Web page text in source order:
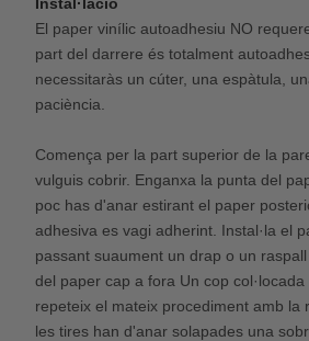
El paper vinílic autoadhesiu NO
part del darrere és totalment
necessitaràs un cúter, una espàtula,
paciència.
Comença per la part superior de la
vulguis cobrir. Enganxa la punta del
poc has d'anar estirant el paper
adhesiva es vagi adherint. Instal·la el
passant suaument un drap o un
del paper cap a fora Un cop col·locada
repeteix el mateix procediment amb la
les tires han d'anar solapades una